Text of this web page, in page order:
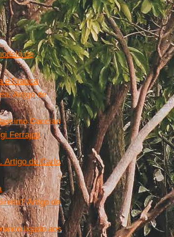
de
e França
Artigo de
Cacciari
Ferrajoli
Artigo de Carlo
Artigo de
ligado aos